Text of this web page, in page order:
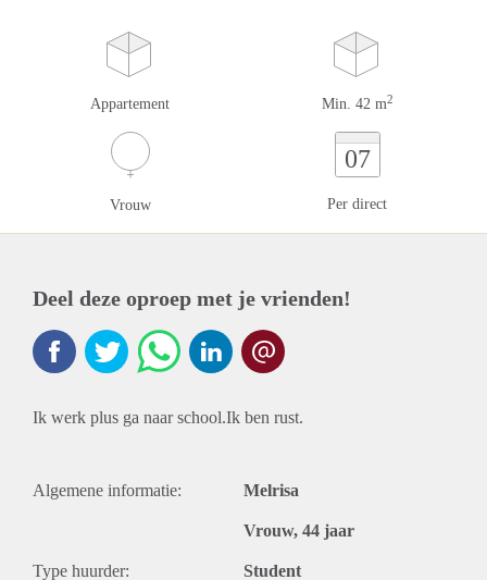
Appartement Min. 42 m2
Vrouw
07
Per direct
Deel deze oproep met je vrienden!
Ik werk plus ga naar school.Ik ben rust.
Algemene informatie: Melrisa
Vrouw, 44 jaar
Type huurder: Student